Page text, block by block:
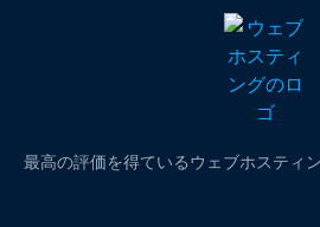
最高の評価を得ているウェブホスティ